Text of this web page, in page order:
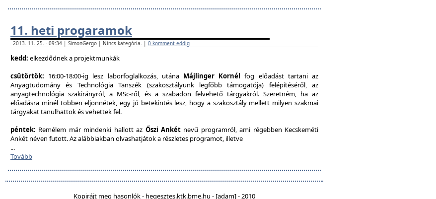
11. heti progaramok
2013. 11. 25. - 09:34 | SimonGergo | Nincs kategória. | 0 komment eddig
kedd: elkezdődnek a projektmunkák
csütörtök: 16:00-18:00-ig lesz laborfoglalkozás, utána Májlinger Kornél fog előadást tartani az
Anyagtudomány és Technológia Tanszék (szakosztályunk legfőbb támogatója) felépítéséről, az
anyagtechnológia szakirányról, a MSc-ről, és a szabadon felvehető tárgyakról. Szeretném, ha az
előadásra minél többen eljönnétek, egy jó betekintés lesz, hogy a szakosztály mellett milyen szakmai
tárgyakat tanulhattok és vehettek fel.
péntek: Remélem már mindenki hallott az Őszi Ankétnevű programról, ami régebben Kecskeméti
Ankét néven futott. Az alábbiakban olvashatjátok a részletes programot, illetve
...
Tovább
Kopirájt meg hasonlók - hegesztes.ktk.bme.hu - [adam] - 2010